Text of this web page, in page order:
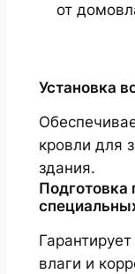
от
Установка
кровли для
здания.
Подготовка
влаги и